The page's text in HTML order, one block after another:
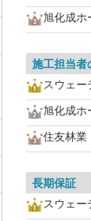
旭化成ホ
施工担当者
スウェー
旭化成ホ
住友林業
長期保証
スウェー